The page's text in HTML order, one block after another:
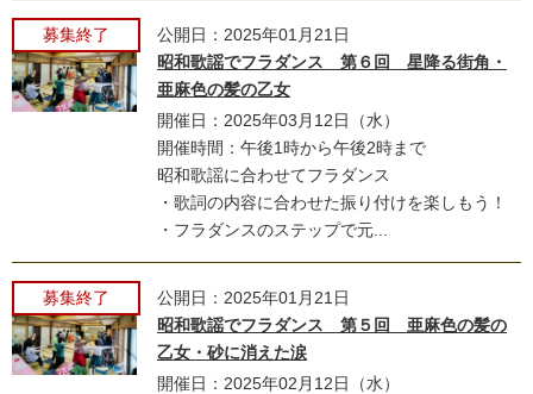
募集終了
公開日：2025年01月21日
昭和歌謡でフラダンス 第６回 星降る街角・
亜麻色の髪の乙女
開催日：2025年03月12日（水）
開催時間：午後1時から午後2時まで
昭和歌謡に合わせてフラダンス
・歌詞の内容に合わせた振り付けを楽しもう！
・フラダンスのステップで元...
募集終了
公開日：2025年01月21日
昭和歌謡でフラダンス 第５回 亜麻色の髪の
乙女・砂に消えた涙
開催日：2025年02月12日（水）